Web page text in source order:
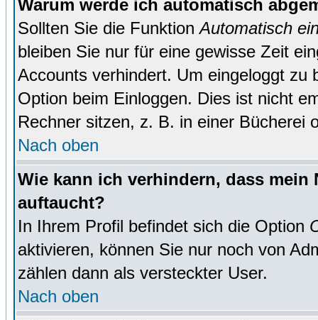
Warum werde ich automatisch
Sollten Sie die FunktionAutomatisch
bleiben Sie nur für eine gewisse Zeit
Accounts verhindert. Um eingeloggt zu
Option beim Einloggen. Dies ist nicht
Rechner sitzen, z. B. in einer Bücherei
Nach oben
Wie kann ich verhindern, dass
auftaucht?
In Ihrem Profil befindet sich die Option
aktivieren, können Sie nur noch von
zählen dann als versteckter User.
Nach oben